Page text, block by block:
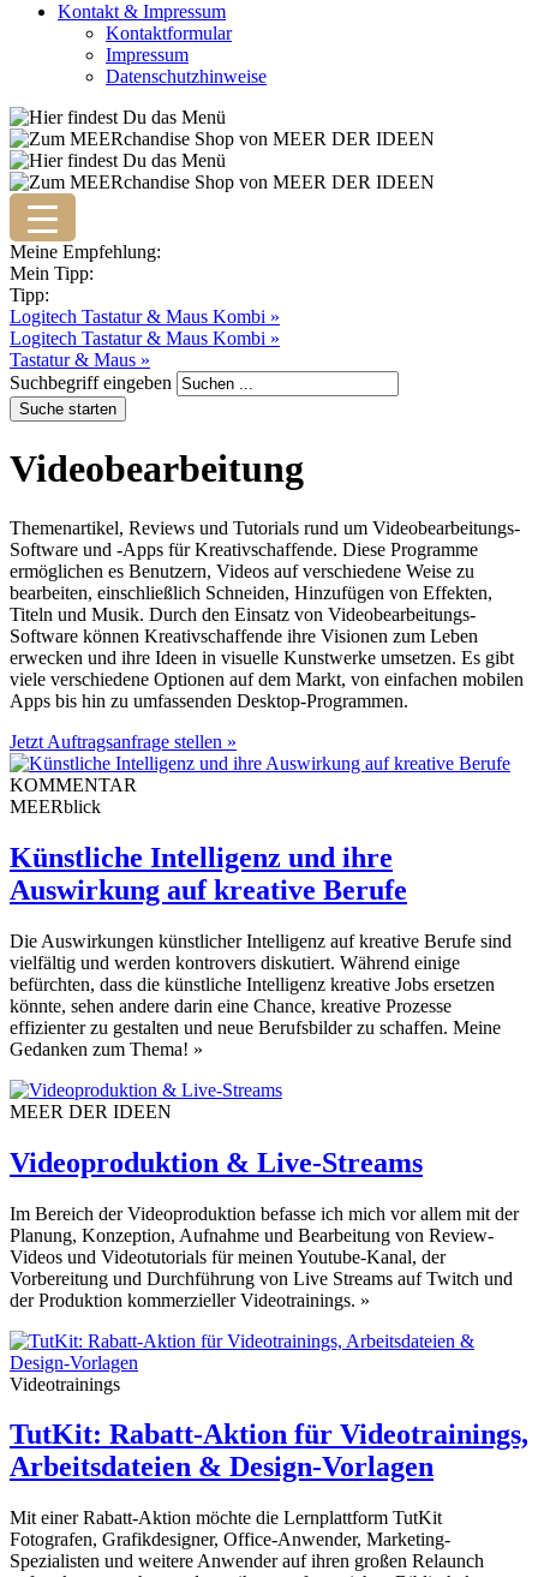
Kontakt & Impressum
Kontaktformular
Impressum
Datenschutzhinweise
Meine Empfehlung:
Mein Tipp:
Tipp:
Logitech Tastatur & Maus Kombi »
Logitech Tastatur & Maus Kombi »
Tastatur & Maus »
Suchbegriff eingeben
Videobearbeitung
Themenartikel, Reviews und Tutorials rund um Videobearbeitungs-
Software und -Apps für Kreativschaffende. Diese Programme
ermöglichen es Benutzern, Videos auf verschiedene Weise zu
bearbeiten, einschließlich Schneiden, Hinzufügen von Effekten,
Titeln und Musik. Durch den Einsatz von Videobearbeitungs-
Software können Kreativschaffende ihre Visionen zum Leben
erwecken und ihre Ideen in visuelle Kunstwerke umsetzen. Es gibt
viele verschiedene Optionen auf dem Markt, von einfachen mobilen
Apps bis hin zu umfassenden Desktop-Programmen.
Jetzt Auftragsanfrage stellen »
KOMMENTAR
MEERblick
Künstliche Intelligenz und ihre
Auswirkung auf kreative Berufe
Die Auswirkungen künstlicher Intelligenz auf kreative Berufe sind
vielfältig und werden kontrovers diskutiert. Während einige
befürchten, dass die künstliche Intelligenz kreative Jobs ersetzen
könnte, sehen andere darin eine Chance, kreative Prozesse
effizienter zu gestalten und neue Berufsbilder zu schaffen. Meine
Gedanken zum Thema! »
MEER DER IDEEN
Videoproduktion & Live-Streams
Im Bereich der Videoproduktion befasse ich mich vor allem mit der
Planung, Konzeption, Aufnahme und Bearbeitung von Review-
Videos und Videotutorials für meinen Youtube-Kanal, der
Vorbereitung und Durchführung von Live Streams auf Twitch und
der Produktion kommerzieller Videotrainings. »
Videotrainings
TutKit: Rabatt-Aktion für Videotrainings,
Arbeitsdateien & Design-Vorlagen
Mit einer Rabatt-Aktion möchte die Lernplattform TutKit
Fotografen, Grafikdesigner, Office-Anwender, Marketing-
Spezialisten und weitere Anwender auf ihren großen Relaunch